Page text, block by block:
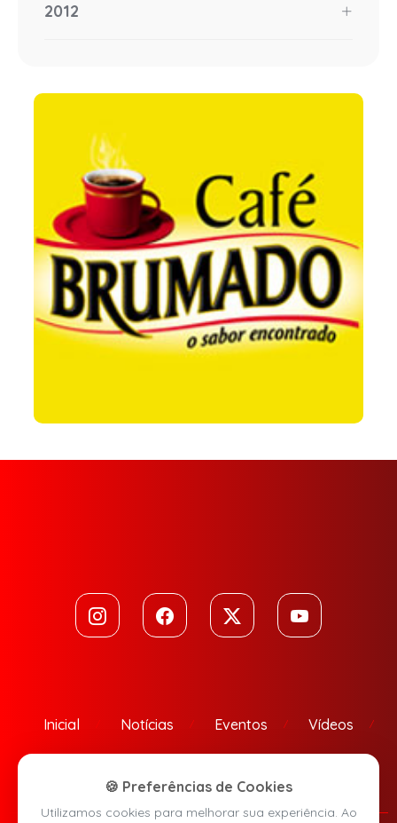
2012
Inicial Notícias Eventos Vídeos
🍪 Preferências de Cookies
Utilizamos cookies para melhorar sua experiência. Ao